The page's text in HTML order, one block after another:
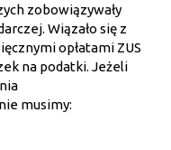
zobowiązywały
Wiązało się z
opłatami ZUS
na podatki. Jeżeli
musimy: